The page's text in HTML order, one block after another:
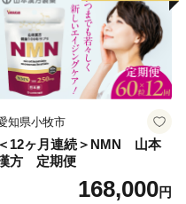
に漏れのないようご注意
町1-27-2 グッドブレス
者（株式会社エッグ）
在中】
必着）
知県小牧市
＜12ヶ月連続＞NMN 山本
方 定期便
168,000円